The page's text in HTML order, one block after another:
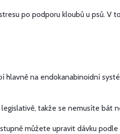
po podporu kloubů u psů. V
hlavně na endokanabinoidní
takže se nemusíte bát
můžete upravit dávku podle